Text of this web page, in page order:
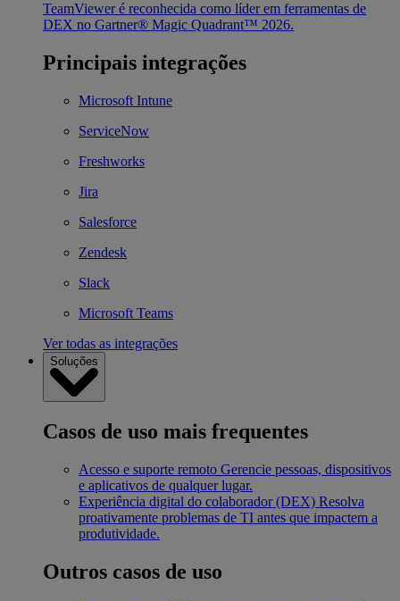
TeamViewer é reconhecida como líder em ferramentas de
DEX no Gartner® Magic Quadrant™ 2026.
Principais integrações
Microsoft Intune
ServiceNow
Freshworks
Jira
Salesforce
Zendesk
Slack
Microsoft Teams
Ver todas as integrações
Soluções
Casos de uso mais frequentes
Acesso e suporte remoto Gerencie pessoas, dispositivos
e aplicativos de qualquer lugar.
Experiência digital do colaborador (DEX) Resolva
proativamente problemas de TI antes que impactem a
produtividade.
Outros casos de uso